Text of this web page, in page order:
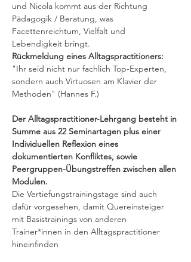
und Nicola kommt aus der Richtung
Pädagogik / Beratung, was
Facettenreichtum, Vielfalt und
Lebendigkeit bringt.
Rückmeldung eines Alltagspractitioners:
"Ihr seid nicht nur fachlich Top-Experten,
sondern auch Virtuosen am Klavier der
Methoden" (Hannes F.)
Der Alltagspractitioner-Lehrgang besteht in
Summe aus 22 Seminartagen plus einer
Individuellen Reflexion eines
dokumentierten Konfliktes, sowie
Peergruppen-Übungstreffen zwischen allen
Modulen.
Die Vertiefungstrainingstage sind auch
dafür vorgesehen, damit Quereinsteiger
mit Basistrainings von anderen
Trainer*innen in den Alltagspractitioner
hineinfinden